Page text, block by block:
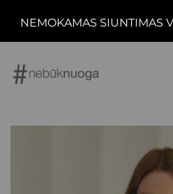
NEMOKAMAS SIUNTIMAS